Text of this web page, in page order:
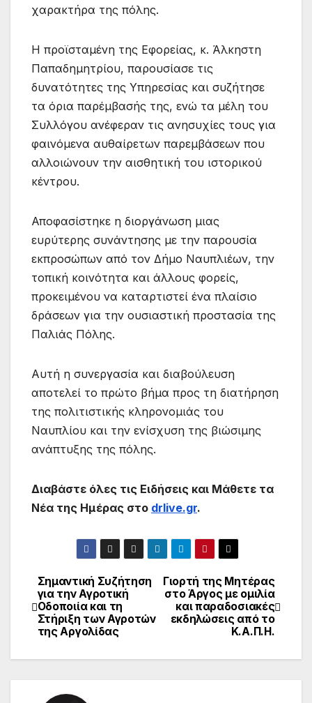
χαρακτήρα της πόλης.
Η προϊσταμένη της Εφορείας, κ. Άλκηστη
Παπαδημητρίου, παρουσίασε τις
δυνατότητες της Υπηρεσίας και συζήτησε
τα όρια παρέμβασής της, ενώ τα μέλη του
Συλλόγου ανέφεραν τις ανησυχίες τους για
φαινόμενα αυθαίρετων παρεμβάσεων που
αλλοιώνουν την αισθητική του ιστορικού
κέντρου.
Αποφασίστηκε η διοργάνωση μιας
ευρύτερης συνάντησης με την παρουσία
εκπροσώπων από τον Δήμο Ναυπλιέων, την
τοπική κοινότητα και άλλους φορείς,
προκειμένου να καταρτιστεί ένα πλαίσιο
δράσεων για την ουσιαστική προστασία της
Παλιάς Πόλης.
Αυτή η συνεργασία και διαβούλευση
αποτελεί το πρώτο βήμα προς τη διατήρηση
της πολιτιστικής κληρονομιάς του
Ναυπλίου και την ενίσχυση της βιώσιμης
ανάπτυξης της πόλης.
Διαβάστε όλες τις Ειδήσεις και Μάθετε τα
Νέα της Ημέρας στο drlive.gr.
Γιορτή της Μητέρας
στο Άργος με ομιλία
και παραδοσιακές
εκδηλώσεις από το
Κ.Α.Π.Η.
Σημαντική Συζήτηση
για την Αγροτική
Οδοποιία και τη
Στήριξη των Αγροτών
της Αργολίδας